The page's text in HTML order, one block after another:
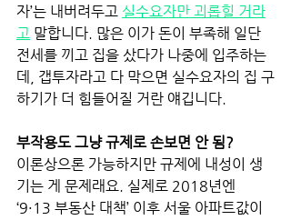
자’는 내버려두고 실수요자만 괴롭힐 거라
고 말합니다. 많은 이가 돈이 부족해 일단
전세를 끼고 집을 샀다가 나중에 입주하는
데, 갭투자라고 다 막으면 실수요자의 집 구
하기가 더 힘들어질 거란 얘깁니다.
부작용도 그냥 규제로 손보면 안 됨?
이론상으론 가능하지만 규제에 내성이 생
기는 게 문제래요. 실제로 2018년엔
‘9·13 부동산 대책’ 이후 서울 아파트값이